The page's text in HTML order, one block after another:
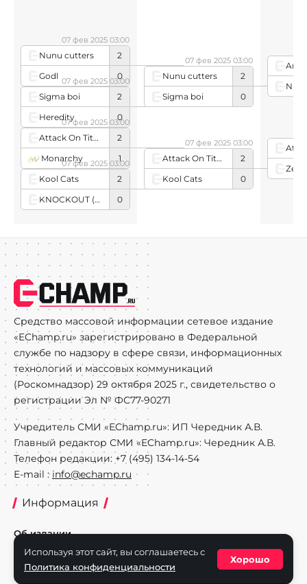
Nunu cutters
2
Godl
0
07 фев 2025 03:00
Sigma boi
2
Heredity
0
07 фев 2025 03:00
Attack On Titan
2
Monarchy
1
07 фев 2025 03:00
Kool Cats
2
KNOCKOUT (team)
0
07 фев 2025 03:00
Nunu cutters
2
Sigma boi
0
07 фев 2025 03:00
Attack On Titan
2
Kool Cats
0
07 фев 2025 03:00
Средство массовой информации сетевое издание
«EChamp.ru» зарегистрировано в Федеральной
службе по надзору в сфере связи, информационных
технологий и массовых коммуникаций
(Роскомнадзор) 29 октября 2025 г., свидетельство о
регистрации Эл № ФС77-90271
Учредитель СМИ «EChamp.ru»: ИП Чередник А.В.
Главный редактор СМИ «EChamp.ru»: Чередник А.В.
Телефон редакции: +7 (495) 134-14-54
E-mail : info@echamp.ru
Информация
Об издании
Реклама на портале
Политика конфиденциальности
Используя этот сайт, вы соглашаетесь с
Политика конфиденциальности
Хорошо